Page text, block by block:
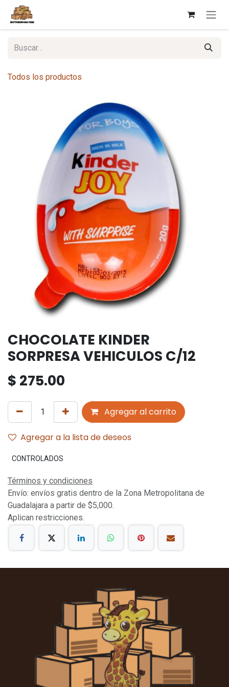
Ir al contenido
Todos los productos
CHOCOLATE KINDER
SORPRESA VEHICULOS C/12
$ 275.00
Agregar al carrito
Agregar a la lista de deseos
CONTROLADOS
Términos y condiciones
Envío: envíos gratis dentro de la Zona Metropolitana de
Guadalajara a partir de $5,000.
Aplican restricciones.